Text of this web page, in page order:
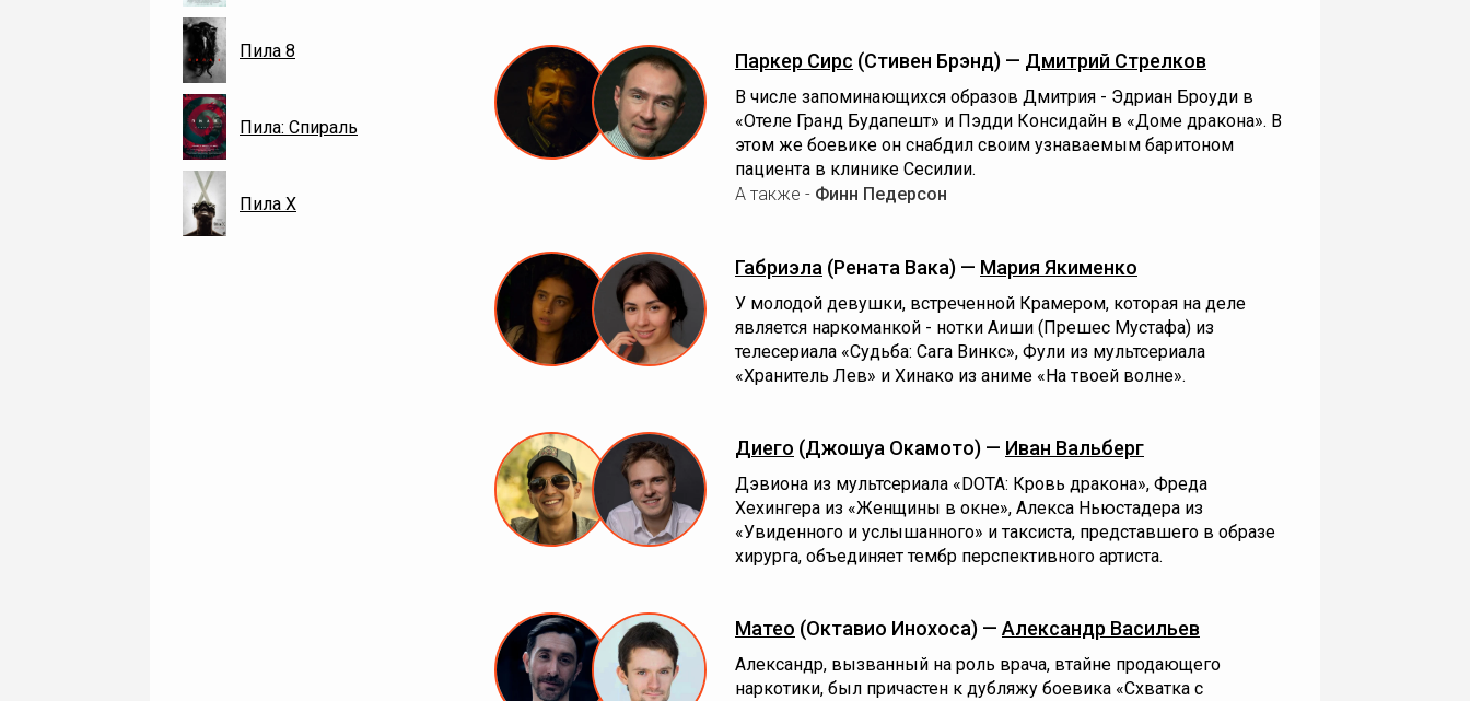
Пила 8
Пила: Спираль
Пила X
Паркер Сирс (Стивен Брэнд) — Дмитрий Стрелков
В числе запоминающихся образов Дмитрия - Эдриан Броуди в
«Отеле Гранд Будапешт» и Пэдди Консидайн в «Доме дракона». В
этом же боевике он снабдил своим узнаваемым баритоном
пациента в клинике Сесилии.
А также - Финн Педерсон
Габриэла (Рената Вака) — Мария Якименко
У молодой девушки, встреченной Крамером, которая на деле
является наркоманкой - нотки Аиши (Прешес Мустафа) из
телесериала «Судьба: Сага Винкс», Фули из мультсериала
«Хранитель Лев» и Хинако из аниме «На твоей волне».
Диего (Джошуа Окамото) — Иван Вальберг
Дэвиона из мультсериала «DOTA: Кровь дракона», Фреда
Хехингера из «Женщины в окне», Алекса Ньюстадера из
«Увиденного и услышанного» и таксиста, представшего в образе
хирурга, объединяет тембр перспективного артиста.
Матео (Октавио Инохоса) — Александр Васильев
Александр, вызванный на роль врача, втайне продающего
наркотики, был причастен к дубляжу боевика «Схватка с